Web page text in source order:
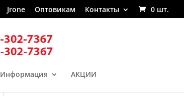
Jrone Оптовикам Контакты 0 шт.
Информация АКЦИИ